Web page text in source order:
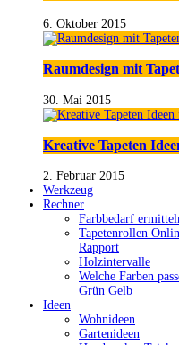
6. Oktober 2015
Raumdesign mit
30. Mai 2015
Kreative Tapeten
2. Februar 2015
Werkzeug
Rechner
Farbbedarf
Tapetenrollen
Rapport
Holzintervalle
Welche Farben
Grün Gelb
Ideen
Wohnideen
Gartenideen